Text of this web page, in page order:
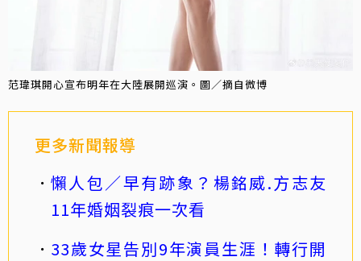
范瑋琪開心宣布明年在大陸展開巡演。圖／摘自微博
更多新聞報導
懶人包／早有跡象？楊銘威.方志友
11年婚姻裂痕一次看
33歲女星告別9年演員生涯！轉行開